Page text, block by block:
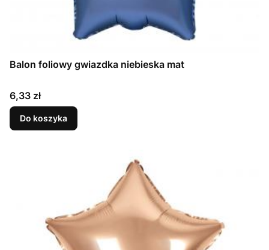
Balon foliowy gwiazdka niebieska mat
Cena
6,33 zł
Do koszyka